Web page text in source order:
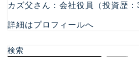
カズ父さん：会社役員（投資歴：
詳細はプロフィールへ
検索